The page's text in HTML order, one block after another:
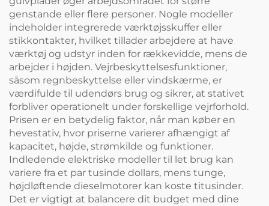
genstande eller flere personer. Nogle modeller
indeholder integrerede værktøjsskuffer eller
stikkontakter, hvilket tillader arbejdere at have
værktøj og udstyr inden for rækkevidde, mens de
arbejder i højden. Vejrbeskyttelsesfunktioner,
såsom regnbeskyttelse eller vindskærme, er
værdifulde til udendørs brug og sikrer, at stativet
forbliver operationelt under forskellige vejrforhold.
Prisen er en betydelig faktor, når man køber en
hevestativ, hvor priserne varierer afhængigt af
kapacitet, højde, strømkilde og funktioner.
Indledende elektriske modeller til let brug kan
variere fra et par tusinde dollars, mens tunge,
højdløftende dieselmotorer kan koste titusinder.
Det er vigtigt at balancere dit budget med dine